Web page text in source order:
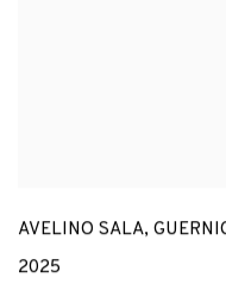
AVELINO SALA,
2025